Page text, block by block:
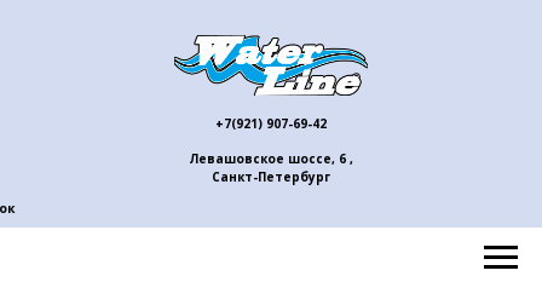
Левашовское шоссе, 6 ,
Санкт-Петербург
+7(921) 907-69-42